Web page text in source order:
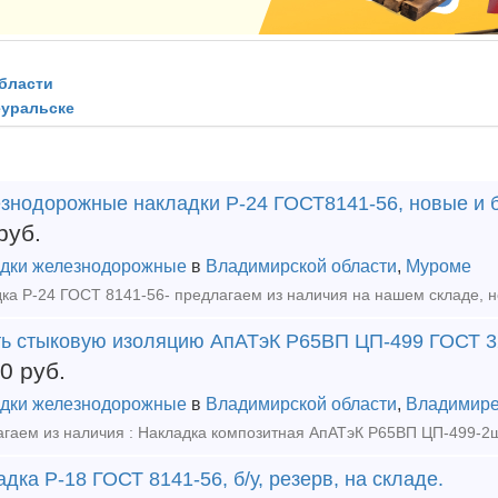
накладки Р-24 ГОСТ8141-56, новые и
железнодорожные в Владимирской области, Муроме
стыковую изоляцию АпАТэК Р65ВП ЦП-499 ГОСТ
руб.
железнодорожные в Владимирской области,
Р-18 ГОСТ 8141-56, б/у, резерв, на складе.